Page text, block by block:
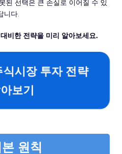
된 선택은 큰 손실로 이어질 수 있
니다.
비한 전략을 미리 알아보세요.
시장 투자 전략
보기
원칙